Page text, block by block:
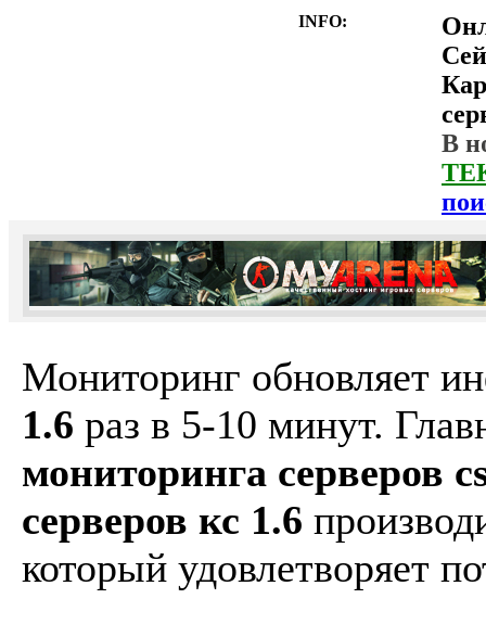
INFO:
В
Мониторинг обновляет
1.6 раз в 5-10 минут.
мониторинга серверов
серверов кс 1.6
который удовлетворяет